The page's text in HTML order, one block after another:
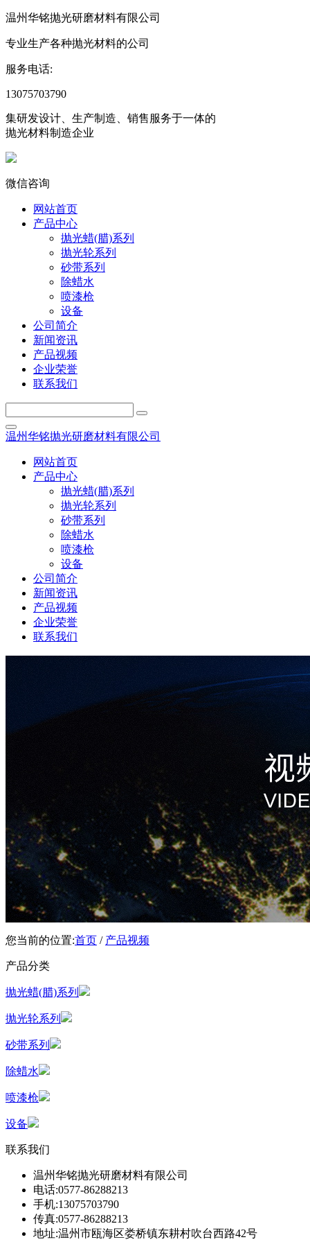
温州华铭抛光研磨材料有限公司
专业生产各种抛光材料的公司
服务电话:
13075703790
集研发设计、生产制造、销售服务于一体的
抛光材料制造企业
微信咨询
网站首页
产品中心
抛光蜡(腊)系列
抛光轮系列
砂带系列
除蜡水
喷漆枪
设备
公司简介
新闻资讯
产品视频
企业荣誉
联系我们
温州华铭抛光研磨材料有限公司
网站首页
产品中心
抛光蜡(腊)系列
抛光轮系列
砂带系列
除蜡水
喷漆枪
设备
公司简介
新闻资讯
产品视频
企业荣誉
联系我们
您当前的位置:首页 / 产品视频
产品分类
抛光蜡(腊)系列
抛光轮系列
砂带系列
除蜡水
喷漆枪
设备
联系我们
温州华铭抛光研磨材料有限公司
电话:0577-86288213
手机:13075703790
传真:0577-86288213
地址:温州市瓯海区娄桥镇东耕村吹台西路42号